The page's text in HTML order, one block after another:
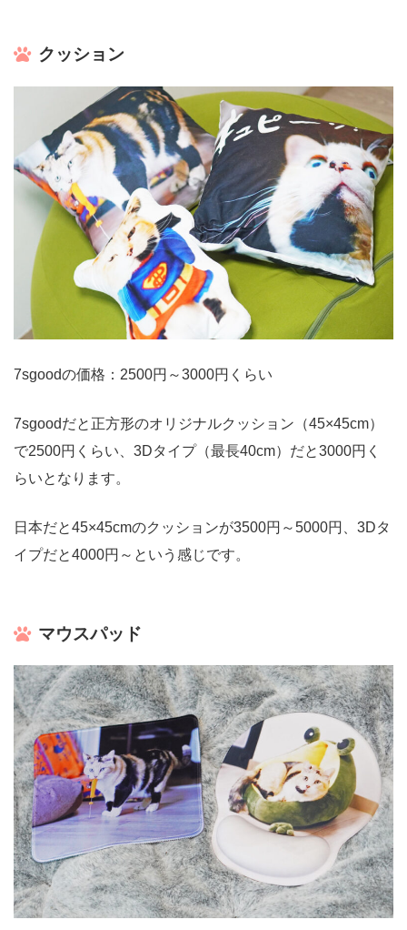
クッション
7sgoodの価格：2500円～3000円くらい
7sgoodだと正方形のオリジナルクッション（45×45cm）
で2500円くらい、3Dタイプ（最長40cm）だと3000円く
らいとなります。
日本だと45×45cmのクッションが3500円～5000円、3Dタ
イプだと4000円～という感じです。
マウスパッド